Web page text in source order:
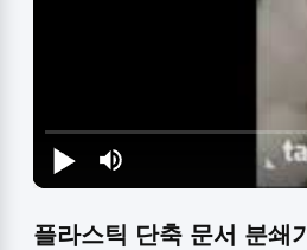
플라스틱 단축 문서 분쇄기